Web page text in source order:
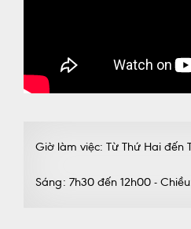
Giờ làm việc: Từ Thứ Hai đến
Sáng: 7h30 đến 12h00 -